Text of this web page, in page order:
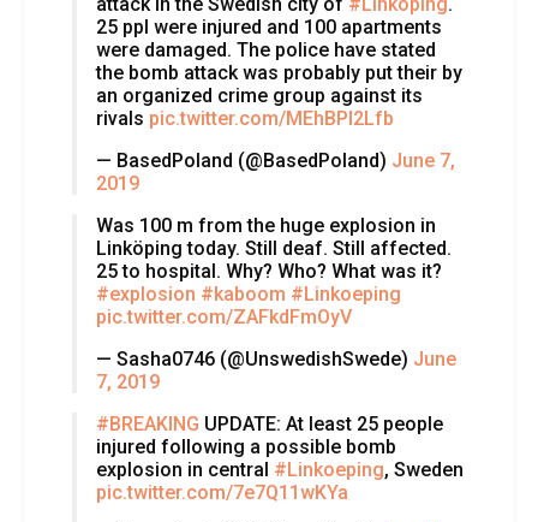
25 ppl were injured and 100 apartments
were damaged. The police have stated
the bomb attack was probably put their by
an organized crime group against its
rivals pic.twitter.com/MEhBPI2Lfb
— BasedPoland (@BasedPoland) June 7,
2019
Was 100 m from the huge explosion in
Linköping today. Still deaf. Still affected.
25 to hospital. Why? Who? What was it?
#explosion #kaboom #Linkoeping
pic.twitter.com/ZAFkdFmOyV
— Sasha0746 (@UnswedishSwede) June
7, 2019
#BREAKING UPDATE: At least 25 people
injured following a possible bomb
explosion in central #Linkoeping, Sweden
pic.twitter.com/7e7Q11wKYa